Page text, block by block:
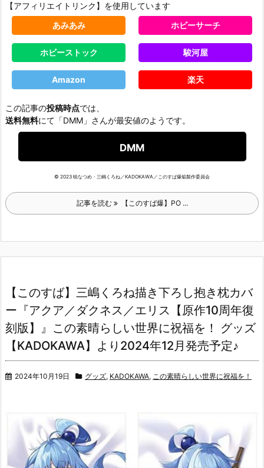
【アフィリエイトリンク】を使用しています
あみあみ
ホビーサーチ
ホビーストック 駿河屋
Amazon 楽天
この記事の投稿時点では、
送料無料にて「DMM」さんが最安値のようです。
DMM
© 2023 暁なつめ・三嶋くろね／KADOKAWA／このすば爆焔製作委員会
記事を読む 【このすば爆】PO ...
【このすば】三嶋くろね描き下ろし抱き枕カバ
ー『アクア／ダクネス／エリス【原作10周年復
刻版】』この素晴らしい世界に祝福を！ グッズ
【KADOKAWA】より2024年12月発売予定♪
2024年10月19日 グッズ, KADOKAWA, この素晴らしい世界に祝福を！